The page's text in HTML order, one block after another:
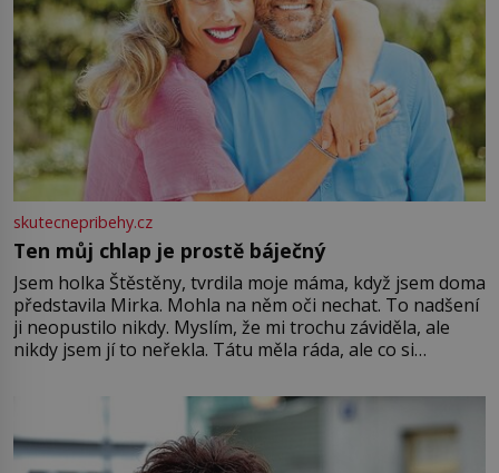
skutecnepribehy.cz
Ten můj chlap je prostě báječný
Jsem holka Štěstěny, tvrdila moje máma, když jsem doma
představila Mirka. Mohla na něm oči nechat. To nadšení
ji neopustilo nikdy. Myslím, že mi trochu záviděla, ale
nikdy jsem jí to neřekla. Tátu měla ráda, ale co si
Jsme spolu moc rádi Tehdy byla jiná doba, když